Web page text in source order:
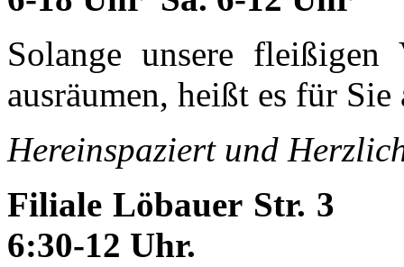
Solange unsere
ausräumen, heißt es für
Hereinspaziert und
Filiale Löbauer Str.
6:30-12 Uhr.